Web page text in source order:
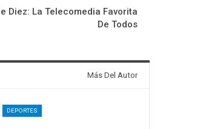
Diez: La Telecomedia Favorita
De Todos
Más Del Autor
DEPORTES